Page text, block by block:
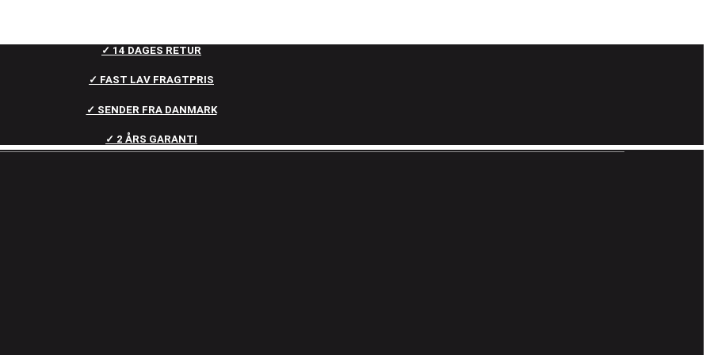
✓ 14 DAGES RETUR
✓ FAST LAV FRAGTPRIS
✓ SENDER FRA DANMARK
✓ 2 ÅRS GARANTI